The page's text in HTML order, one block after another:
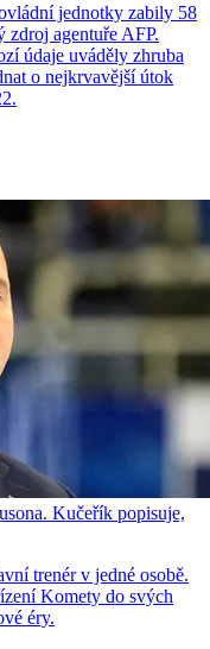
jednotky zabily 58
agentuře AFP.
údaje uváděly zhruba
o nejkrvavější útok
Kučeřík popisuje,
trenér v jedné osobě.
Komety do svých
éry.